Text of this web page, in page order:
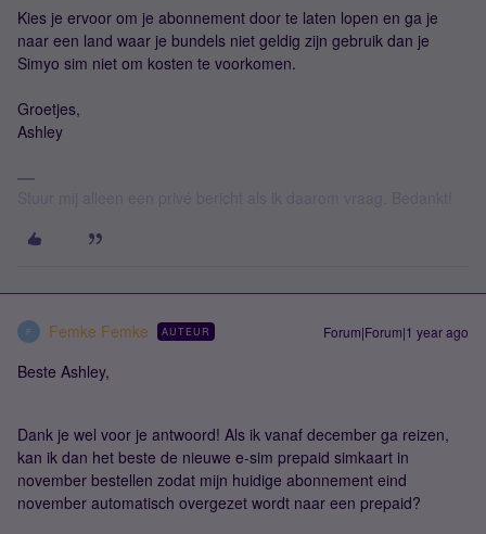
Kies je ervoor om je abonnement door te laten lopen en ga je
naar een land waar je bundels niet geldig zijn gebruik dan je
Simyo sim niet om kosten te voorkomen.
Groetjes,
Ashley
F Femke Femke AUTEUR Forum|Forum|1 year ago
Beste Ashley,
Dank je wel voor je antwoord! Als ik vanaf december ga reizen,
kan ik dan het beste de nieuwe e-sim prepaid simkaart in
november bestellen zodat mijn huidige abonnement eind
november automatisch overgezet wordt naar een prepaid?